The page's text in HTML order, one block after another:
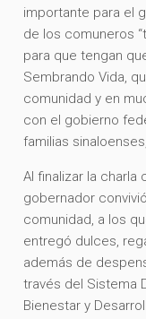
importante para el
de los comuneros
para que tengan
Sembrando Vida,
comunidad y en
con el gobierno
familias
Al finalizar la charla
gobernador
comunidad, a los
entregó dulces,
además de
través del Sistema
Bienestar y